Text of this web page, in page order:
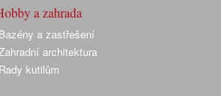
a zahrada
Bazény a zastřešení
architektura
Rady kutilům